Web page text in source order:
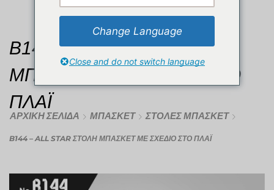
B144 – ALL STAR ΣΤΟΛΗ
ΜΠΑΣΚΕΤ ΜΕ ΣΧΕΔΙΟ ΣΤΟ
ΠΛΆΙ
ΑΡΧΙΚΉ ΣΕΛΊΔΑ ΜΠΆΣΚΕΤ ΣΤΟΛΈΣ ΜΠΆΣΚΕΤ
B144 – ALL STAR ΣΤΟΛΗ ΜΠΑΣΚΕΤ ΜΕ ΣΧΕΔΙΟ ΣΤΟ ΠΛΆΙ
Change Language
Close and do not switch language